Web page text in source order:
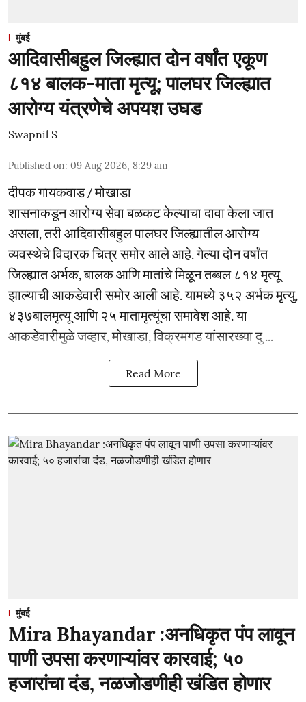
मुंबई
आदिवासीबहुल जिल्ह्यात दोन वर्षांत एकूण
८१४ बालक-माता मृत्यू; पालघर जिल्ह्यात
आरोग्य यंत्रणेचे अपयश उघड
Swapnil S
Published on: 09 Aug 2026, 8:29 am
दीपक गायकवाड / मोखाडा
शासनाकडून आरोग्य सेवा बळकट केल्याचा दावा केला जात
असला, तरी आदिवासीबहुल पालघर जिल्ह्यातील आरोग्य
व्यवस्थेचे विदारक चित्र समोर आले आहे. गेल्या दोन वर्षांत
जिल्ह्यात अर्भक, बालक आणि मातांचे मिळून तब्बल ८१४ मृत्यू
झाल्याची आकडेवारी समोर आली आहे. यामध्ये ३५२ अर्भक मृत्यु,
४३७बालमृत्यू आणि २५ मातामृत्यूंचा समावेश आहे. या
आकडेवारीमुळे जव्हार, मोखाडा, विक्रमगड यांसारख्या दु ...
Read More
मुंबई
Mira Bhayandar :अनधिकृत पंप लावून
पाणी उपसा करणाऱ्यांवर कारवाई; ५०
हजारांचा दंड, नळजोडणीही खंडित होणार